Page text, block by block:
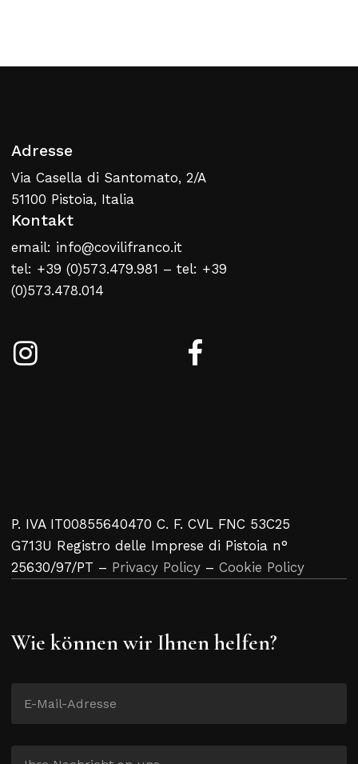
Kein Produkt im Warenkorb
Adresse
Via Casella di Santomato, 2/A
51100 Pistoia, Italia
Kontakt
email: info@covilifranco.it
tel: +39 (0)573.479.981 – tel: +39
(0)573.478.014
P. IVA IT00855640470 C. F. CVL FNC 53C25
G713U Registro delle Imprese di Pistoia n°
25630/97/PT – Privacy Policy – Cookie Policy
Wie können wir Ihnen helfen?